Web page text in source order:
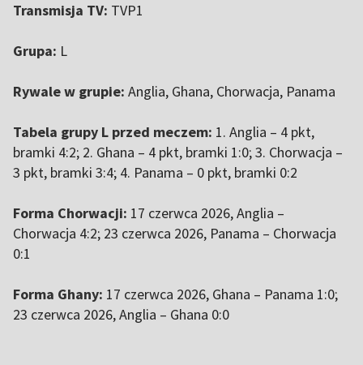
Transmisja TV: TVP1
Grupa: L
Rywale w grupie: Anglia, Ghana, Chorwacja, Panama
Tabela grupy L przed meczem: 1. Anglia – 4 pkt,
bramki 4:2; 2. Ghana – 4 pkt, bramki 1:0; 3. Chorwacja –
3 pkt, bramki 3:4; 4. Panama – 0 pkt, bramki 0:2
Forma Chorwacji: 17 czerwca 2026, Anglia –
Chorwacja 4:2; 23 czerwca 2026, Panama – Chorwacja
0:1
Forma Ghany: 17 czerwca 2026, Ghana – Panama 1:0;
23 czerwca 2026, Anglia – Ghana 0:0